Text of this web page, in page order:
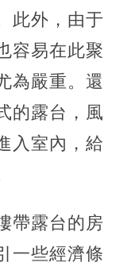
此外，由于
容易在此聚
為嚴重。還
的露台，風
入室內，給
帶露台的房
一些經濟條